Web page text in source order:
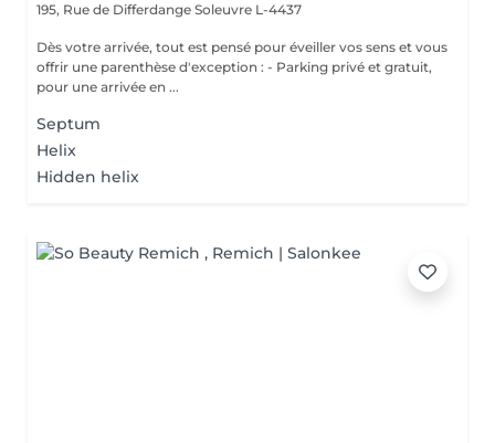
195, Rue de Differdange Soleuvre L-4437
Dès votre arrivée, tout est pensé pour éveiller vos sens et vous
offrir une parenthèse d'exception : - Parking privé et gratuit,
pour une arrivée en ...
Septum
Helix
Hidden helix